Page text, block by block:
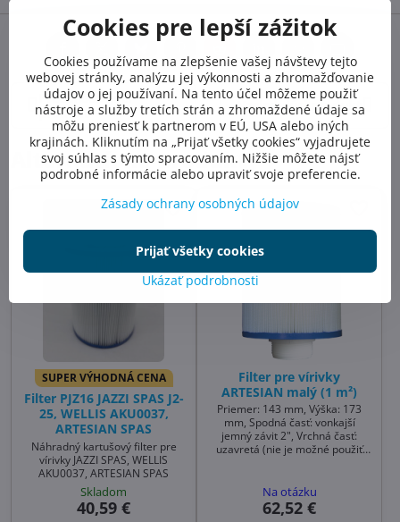
FacebookTwitter PinterestRedditLinkedInWhatsApp
E-
mail
Predchádzajúci
produkt
Nasledujúci produkt
Alternatívne produkty
SUPER VÝHODNÁ CENA
Filter PJZ16 JAZZI SPAS J2-
25, WELLIS AKU0037,
ARTESIAN SPAS
Náhradný kartušový filter pre
vírivky JAZZI SPAS, WELLIS
AKU0037, ARTESIAN SPAS
Skladom
40,59 €
Filter pre vírivky
ARTESIAN malý (1 m²)
Priemer: 143 mm, Výška: 173
mm, Spodná časť: vonkajší
jemný závit 2", Vrchná časť:
uzavretá (nie je možné použiť
Na otázku
62,52 €
Cookies pre lepší zážitok
Cookies používame na zlepšenie vašej návštevy tejto
webovej stránky, analýzu jej výkonnosti a zhromažďovanie
údajov o jej používaní. Na tento účel môžeme použiť
nástroje a služby tretích strán a zhromaždené údaje sa
môžu preniesť k partnerom v EÚ, USA alebo iných
krajinách. Kliknutím na „Prijať všetky cookies“ vyjadrujete
svoj súhlas s týmto spracovaním. Nižšie môžete nájsť
podrobné informácie alebo upraviť svoje preferencie.
Zásady ochrany osobných údajov
Ukázať podrobnosti
Prijať všetky cookies